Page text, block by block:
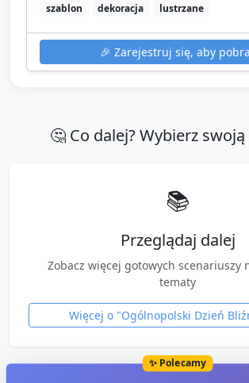
szablon
dekoracja lustrzane
🎉 Zarejestruj się, aby
🤔 Co dalej? Wybierz swoją
📚
Przeglądaj dalej
Zobacz więcej gotowych scenariuszy
tematy
Więcej o "Ogólnopolski Dzień
✨ Polecamy